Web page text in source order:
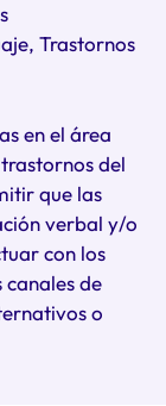
Trastornos
en el área
del
que las
verbal y/o
con los
de
o